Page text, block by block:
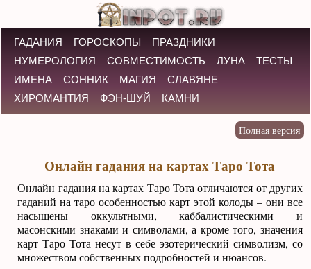
ГАДАНИЯ ГОРОСКОПЫ
ПРАЗДНИКИ
НУМЕРОЛОГИЯ
СОВМЕСТИМОСТЬ ЛУНА
ТЕСТЫ
ИМЕНА
СОННИК МАГИЯ
СЛАВЯНЕ
ХИРОМАНТИЯ
ФЭН-ШУЙ КАМНИ
Онлайн гадания на картах Таро Тота
Онлайн гадания на картах Таро Тота отличаются от других
гаданий на таро особенностью карт этой колоды – они все
насыщены оккультными, каббалистическими и
масонскими знаками и символами, а кроме того, значения
карт Таро Тота несут в себе эзотерический символизм, со
множеством собственных подробностей и нюансов.